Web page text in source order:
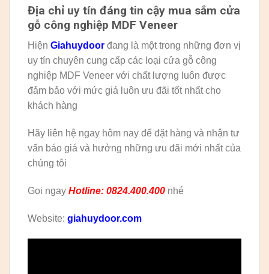
Địa chỉ uy tín đáng tin cậy mua sắm cửa
gỗ công nghiệp MDF Veneer
Hiện Giahuydoor đang là một trong những đơn vị
uy tín chuyên cung cấp các loại cửa gỗ công
nghiệp MDF Veneer với chất lượng luôn được
đảm bảo với mức giá luôn ưu đãi tốt nhất cho
khách hàng
Hãy liên hệ ngay hôm nay để đặt hàng và nhận tư
vấn báo giá và hưởng những ưu đãi mới nhất của
chúng tôi
Gọi ngay Hotline: 0824.400.400 nhé
Website: giahuydoor.com